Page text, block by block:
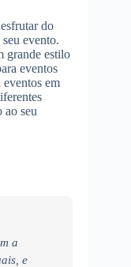
do
evento.
grande estilo
eventos
em
ao seu
a
e